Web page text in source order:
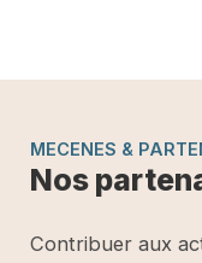
MECENES &
Nos
Contribuer aux